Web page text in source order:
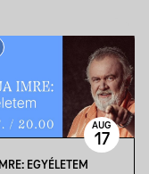
EGYÉLETEM
AUG
17